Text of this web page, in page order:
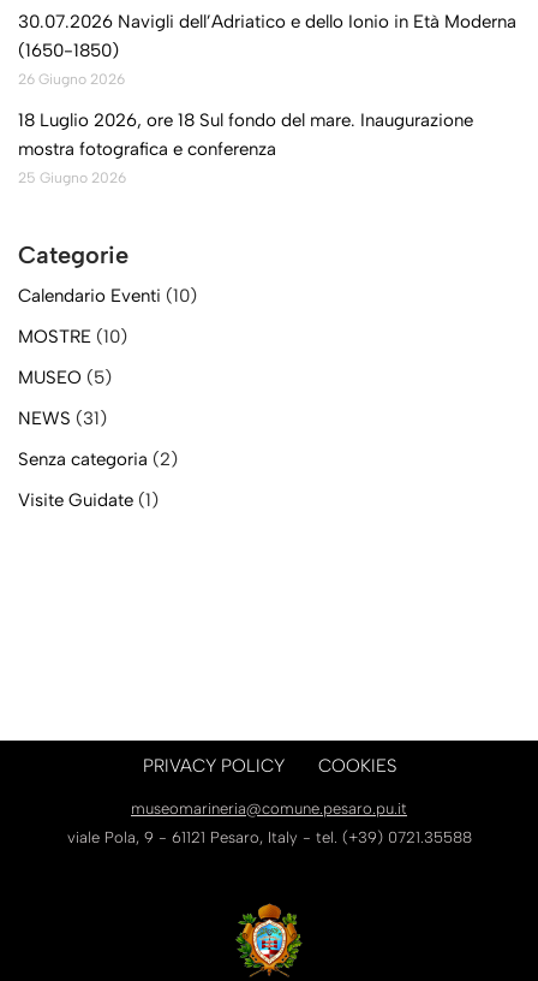
30.07.2026 Navigli dell’Adriatico e dello Ionio in Età Moderna
(1650-1850)
26 Giugno 2026
18 Luglio 2026, ore 18 Sul fondo del mare. Inaugurazione
mostra fotografica e conferenza
25 Giugno 2026
Categorie
Calendario Eventi (10)
MOSTRE (10)
MUSEO (5)
NEWS (31)
Senza categoria (2)
Visite Guidate (1)
PRIVACY POLICY COOKIES
museomarineria@comune.pesaro.pu.it
viale Pola, 9 - 61121 Pesaro, Italy - tel. (+39) 0721.35588